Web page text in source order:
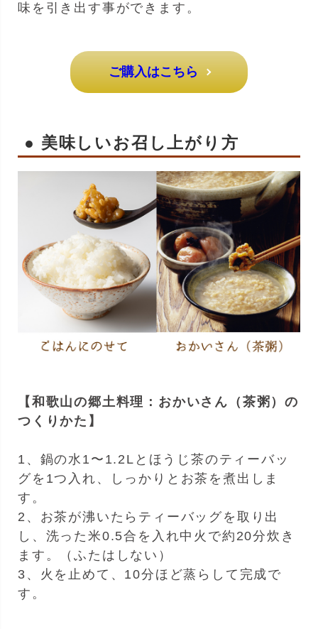
味を引き出す事ができます。
ご購入はこちら
● 美味しいお召し上がり方
【和歌山の郷土料理：おかいさん（茶粥）の
つくりかた】
1、鍋の水1〜1.2Lとほうじ茶のティーバッ
グを1つ入れ、しっかりとお茶を煮出しま
す。
2、お茶が沸いたらティーバッグを取り出
し、洗った米0.5合を入れ中火で約20分炊き
ます。（ふたはしない）
3、火を止めて、10分ほど蒸らして完成で
す。